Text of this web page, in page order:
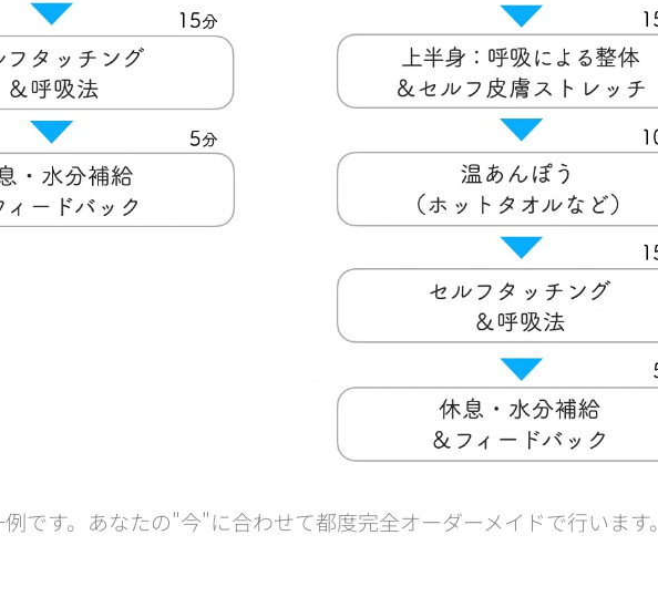
です。あなたの"今"に合わせて都度完全オーダーメイドで行います。